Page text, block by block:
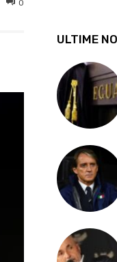
0
ULTIME